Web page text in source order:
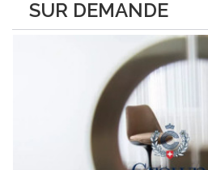
SUR DEMANDE
contemporaine, qualité de vie et
projet d'envergure comprend 38...